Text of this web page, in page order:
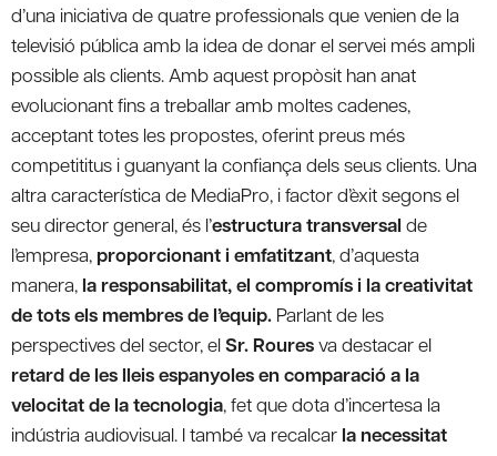
d’una iniciativa de quatre professionals que venien de la
televisió pública amb la idea de donar el servei més ampli
possible als clients. Amb aquest propòsit han anat
evolucionant fins a treballar amb moltes cadenes,
acceptant totes les propostes, oferint preus més
competititus i guanyant la confiança dels seus clients. Una
altra característica de MediaPro, i factor d’èxit segons el
seu director general, és l’estructura transversal de
l’empresa, proporcionant i emfatitzant, d’aquesta
manera, la responsabilitat, el compromís i la creativitat
de tots els membres de l’equip. Parlant de les
perspectives del sector, elSr. Rouresva destacar el
retard de les lleis espanyoles en comparació a la
velocitat de la tecnologia, fet que dota d’incertesa la
indústria audiovisual. I també va recalcar la necessitat